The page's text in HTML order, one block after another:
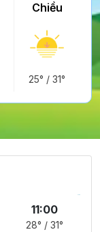
Chiều
25° /31°
11:00
28° / 31°